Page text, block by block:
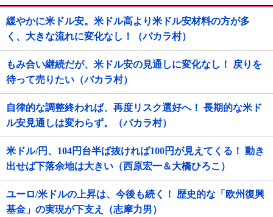
緩やかに米ドル安。米ドル高より米ドル安材料の方が多
く、大きな流れに変化なし！（バカラ村）
もみ合い継続だが、米ドル安の見通しに変化なし！ 戻りを
待って売りたい（バカラ村）
自律的な調整終われば、再度リスク選好へ！ 長期的な米ド
ル安見通しは変わらず。（バカラ村）
米ドル/円、104円台半ば抜ければ100円が見えてくる！ 動き
出せば下落余地は大きい（西原宏一＆大橋ひろこ）
ユーロ/米ドルの上昇は、今後も続く！ 歴史的な「欧州復興
基金」の実現が下支え（志摩力男）